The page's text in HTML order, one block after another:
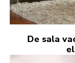
De sala